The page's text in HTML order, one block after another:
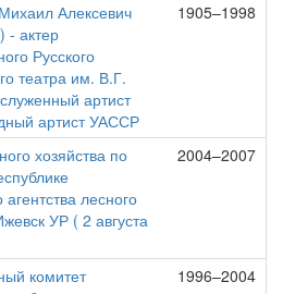
Алексевич
- актер
Русского
театра им. В.Г.
артист
артист УАССР
1905–1998
хозяйства по
лесного
УР ( 2 августа
2004–2007
комитет
1996–2004